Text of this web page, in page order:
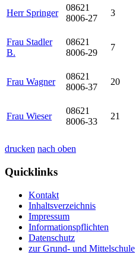
Herr Springer
08621
8006-27
3
Frau Stadler
B.
08621
8006-29
7
Frau Wagner
08621
8006-37
20
Frau Wieser
08621
8006-33
21
drucken nach oben
Quicklinks
Kontakt
Inhaltsverzeichnis
Impressum
Informationspflichten
Datenschutz
zur Grund- und Mittelschule